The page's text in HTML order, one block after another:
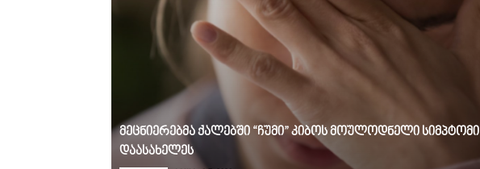
მეცნიერებმა ქალებში “ჩუმი” კიბოს მოულოდნელი სიმპტომი
დაასახელეს